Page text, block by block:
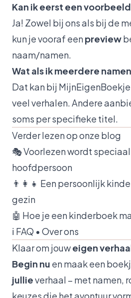
Kan ik eerst een
Ja! Zowel bij ons als bij de
kun je vooraf eenpreview
naam/namen.
Wat als ik meerdere
Dat kan bij
veel verhalen. Andere
soms per specifieke titel.
Verder lezen op onze blog
🎭Voorlezen wordt
hoofdpersoon
👨‍👩‍👧 Een persoonlijk
gezin
🤖 Hoe je een kinderboek
ℹ️ FAQ • Over ons
Klaar om jouweigen
Begin nu en maak een
jullieverhaal – met namen,
keuzes die het avontuur